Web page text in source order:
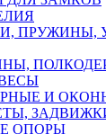
ПРУЖИНЫ,
И
ОПОРЫ